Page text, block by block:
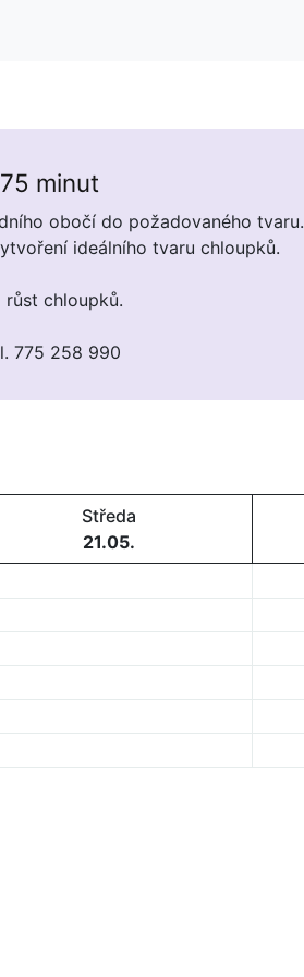
minut
obočí do požadovaného tvaru.
ideálního tvaru chloupků.
chloupků.
775 258 990
Středa
21.05.